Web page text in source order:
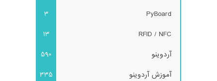
PyBoard
3
RFID / NFC
13
آردوینو
590
آموزش آردوینو
335